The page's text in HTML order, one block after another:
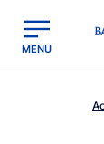
Banque de
MENU